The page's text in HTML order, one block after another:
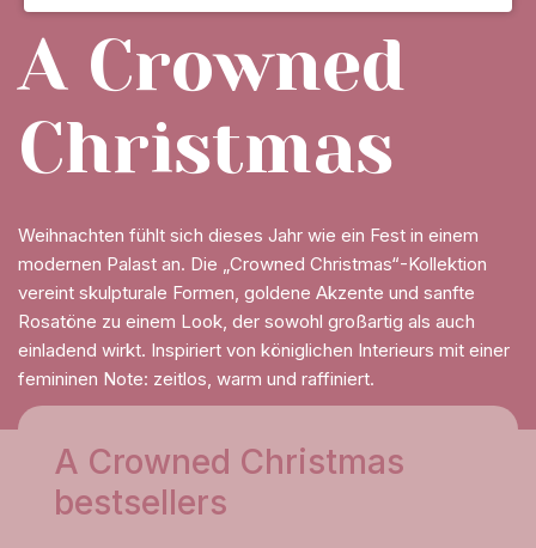
A Crowned
Christmas
Weihnachten fühlt sich dieses Jahr wie ein Fest in einem
modernen Palast an. Die „Crowned Christmas“-Kollektion
vereint skulpturale Formen, goldene Akzente und sanfte
Rosatöne zu einem Look, der sowohl großartig als auch
einladend wirkt. Inspiriert von königlichen Interieurs mit einer
femininen Note: zeitlos, warm und raffiniert.
A Crowned Christmas
bestsellers